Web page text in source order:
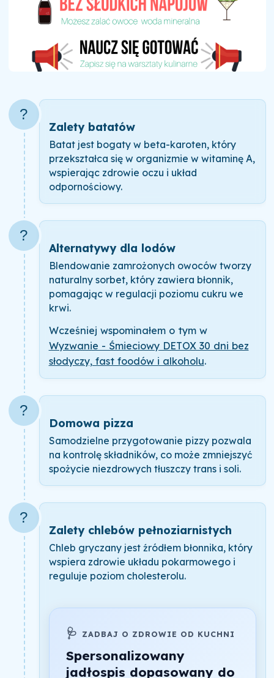
?
Zalety batatów
Batat jest bogaty w beta-karoten, który
przekształca się w organizmie w witaminę A,
wspierając zdrowie oczu i układ
odpornościowy.
?
Alternatywy dla lodów
Blendowanie zamrożonych owoców tworzy
naturalny sorbet, który zawiera błonnik,
pomagając w regulacji poziomu cukru we
krwi.
Wcześniej wspominałem o tym w
Wyzwanie - Śmieciowy DETOX 30 dni bez
słodyczy, fast foodów i alkoholu.
?
Domowa pizza
Samodzielne przygotowanie pizzy pozwala
na kontrolę składników, co może zmniejszyć
spożycie niezdrowych tłuszczy trans i soli.
?
Zalety chlebów pełnoziarnistych
Chleb gryczany jest źródłem błonnika, który
wspiera zdrowie układu pokarmowego i
reguluje poziom cholesterolu.
🩺 ZADBAJ O ZDROWIE OD KUCHNI
Spersonalizowany
jadłospis dopasowany do